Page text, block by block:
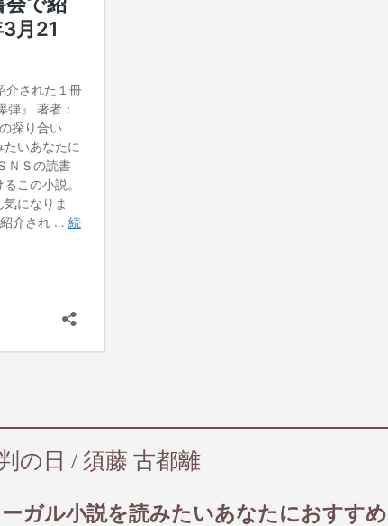
の日 / 須藤 古都離
ガル小説を読みたいあなたにおすすめ